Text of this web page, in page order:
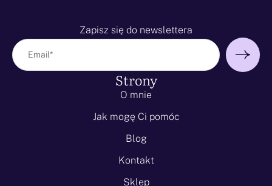
Zapisz się do newslettera
Strony
O mnie
Jak mogę Ci pomóc
Blog
Kontakt
Sklep